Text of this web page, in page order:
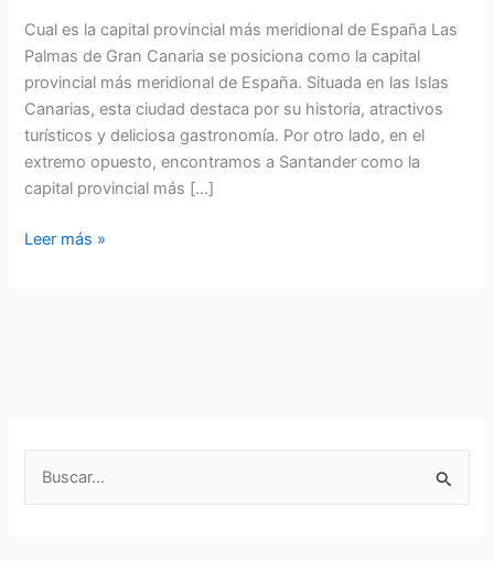
Cual es la capital provincial más meridional de España Las
Palmas de Gran Canaria se posiciona como la capital
provincial más meridional de España. Situada en las Islas
Canarias, esta ciudad destaca por su historia, atractivos
turísticos y deliciosa gastronomía. Por otro lado, en el
extremo opuesto, encontramos a Santander como la
capital provincial más […]
Cual
España:
Las
Palmas
Leer más »